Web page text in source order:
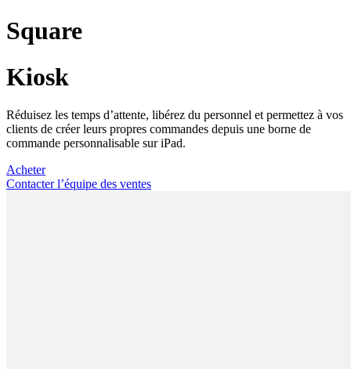
Square
Kiosk
Réduisez les temps d’attente, libérez du personnel et permettez à vos
clients de créer leurs propres commandes depuis une borne de
commande personnalisable sur iPad.
Acheter
Contacter l’équipe des ventes